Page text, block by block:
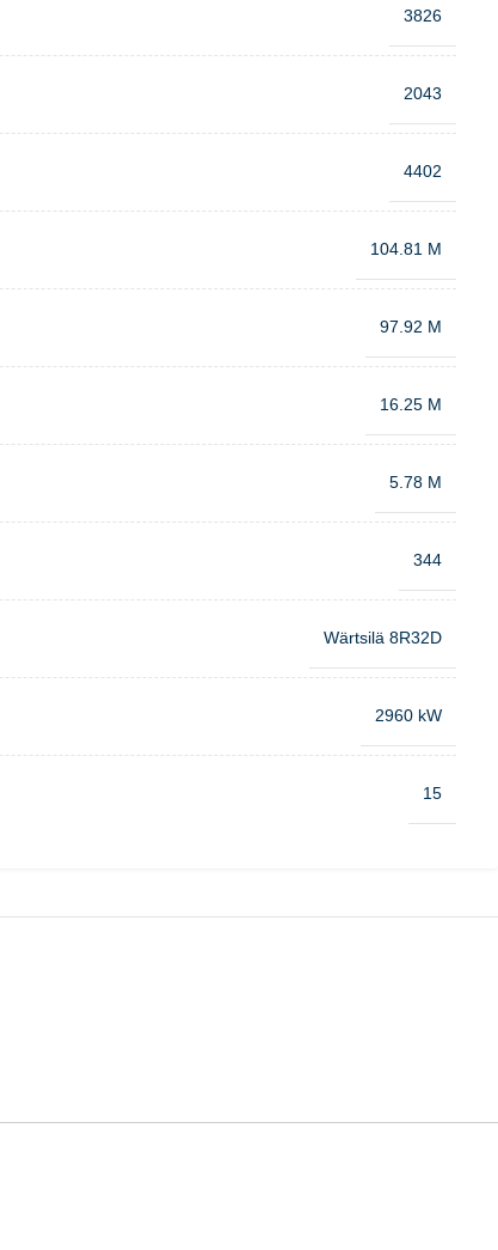
3826
2043
4402
104.81 M
97.92 M
16.25 M
5.78 M
344
Wärtsilä 8R32D
2960 kW
15